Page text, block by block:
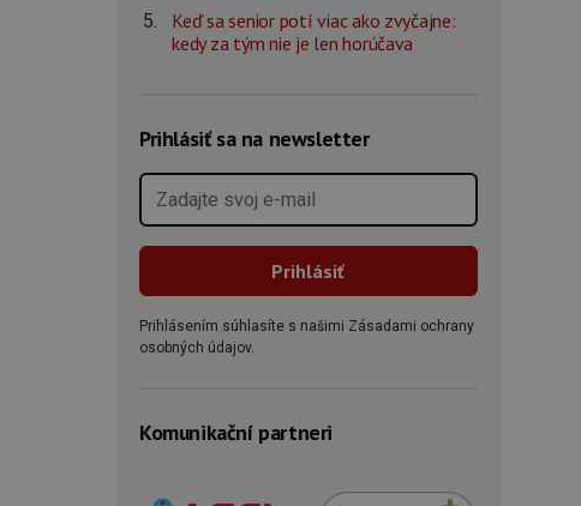
Keď sa senior potí viac ako zvyčajne:
kedy za tým nie je len horúčava
Prihlásiť sa na newsletter
Prihlásením súhlasíte s našimi Zásadami ochrany
osobných údajov.
Komunikační partneri